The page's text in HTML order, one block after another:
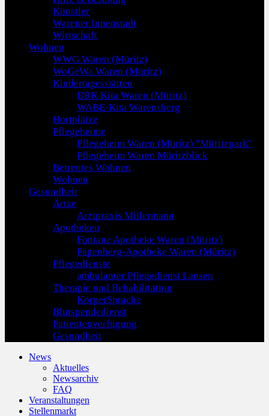
Künstler
Warener Innenstadt
Wirtschaft
Wohnen
WWG Waren (Müritz)
WoGeWa Waren (Müritz)
Kindertagesstätten
DRK Kita Waren (Müritz)
WABE-Kita Warensberg
Hortplätze
Pflegeheime
Pflegeheim Waren (Müritz) "Müritzpark"
Pflegeheim Waren Müritzblick
Betreutes Wohnen
Wohnen
Gesundheit
Ärtze
Arztpraxis Millermann
Apotheken
Fontane Apotheke Waren (Müritz)
Papenberg-Apotheke Waren (Müritz)
Pflegedienste
ambulanter Pflegedienst Lansen
Therapie und Rehabilitation
KörperSprache
Blutspendedienst
Patientenverfügung
Gesundheit
News
Aktuelles
Newsarchiv
FAQ
Veranstaltungen
Stellenmarkt